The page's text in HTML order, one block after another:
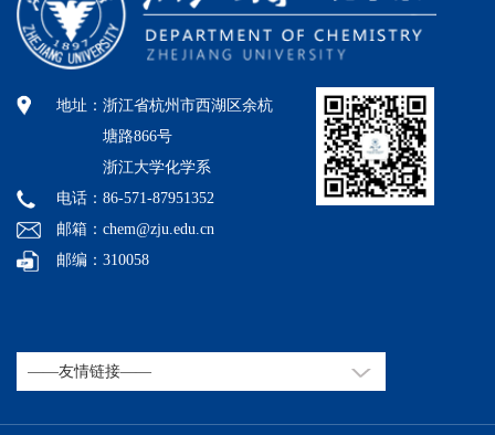
地址： 浙江省杭州市西湖区余杭
塘路866号
浙江大学化学系
电话：86-571-87951352
邮箱：chem@zju.edu.cn
邮编：310058